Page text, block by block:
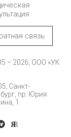
связь
– 2026, ООО «УК
Санкт-
пр. Юрия
1